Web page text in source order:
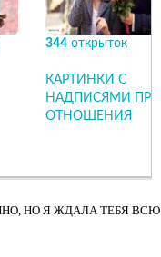
344 открыток
КАРТИНКИ С
НАДПИСЯМИ ПРО
ОТНОШЕНИЯ
НО Я ЖДАЛА ТЕБЯ ВСЮ